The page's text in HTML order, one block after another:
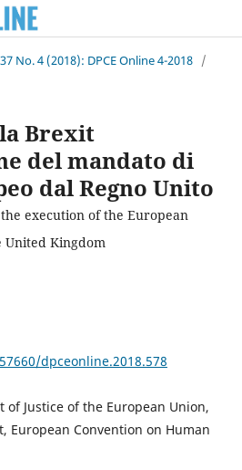
No. 4 (2018): DPCE Online 4-2018 /
Brexit
del mandato di
dal Regno Unito
execution of the European
Kingdom
dpceonline.2018.578
of Justice of the European Union,
European Convention on Human